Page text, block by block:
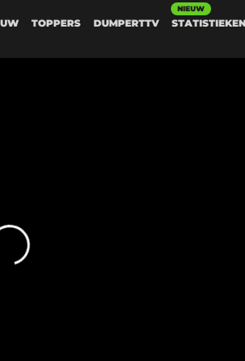
TOPPERS DUMPERTTV STATISTIEKEN
NIEUW